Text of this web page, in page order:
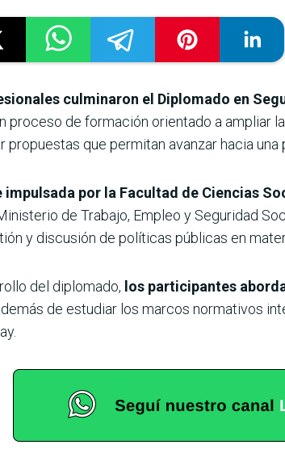
culminaron el Diplomado en
proceso de formación orientado a ampliar
propuestas que permitan avanzar hacia
por la Facultad de Ciencias
de Trabajo, Empleo y Seguridad
y discusión de políticas públicas en
del diplomado, los participantes
de estudiar los marcos normativos